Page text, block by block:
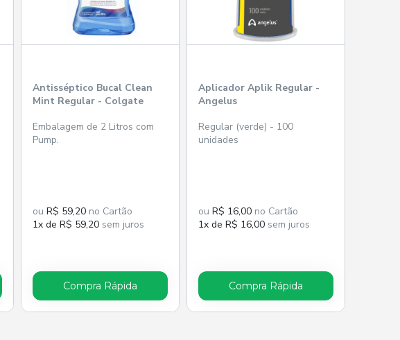
Antisséptico Bucal Clean
Mint Regular - Colgate
Embalagem de 2 Litros com
Pump.
ou R$ 59,20 no Cartão
1x de R$ 59,20 sem juros
Compra Rápida
Aplicador Aplik Regular -
Angelus
Regular (verde) - 100
unidades
ou R$ 16,00 no Cartão
1x de R$ 16,00 sem juros
Compra Rápida